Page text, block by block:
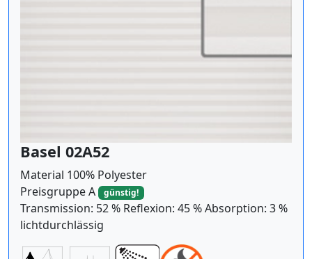
Basel 02A52
Material 100% Polyester
Preisgruppe A
günstig!
Transmission: 52 % Reflexion: 45 % Absorption: 3 %
lichtdurchlässig